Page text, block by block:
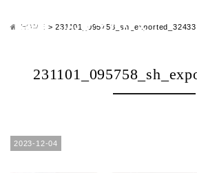
HOME >231101_095758_sh_exported_32433
2023-12-04